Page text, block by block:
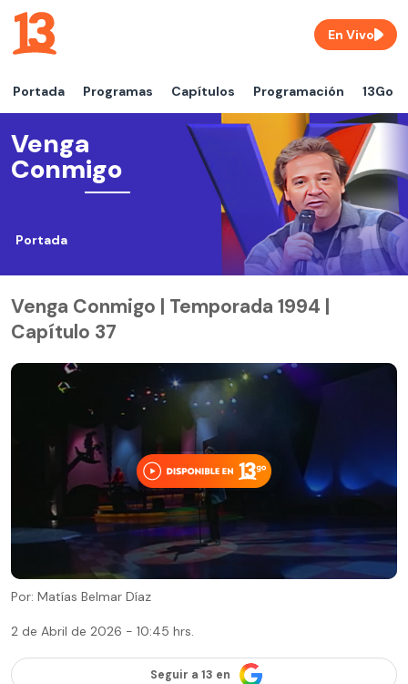
Portada Programas Capítulos Programación 13Go
En Vivo
Venga
Conmigo
Portada
Venga Conmigo | Temporada 1994 |
Capítulo 37
Por: Matías Belmar Díaz
2 de Abril de 2026 - 10:45 hrs.
Seguir a 13 en